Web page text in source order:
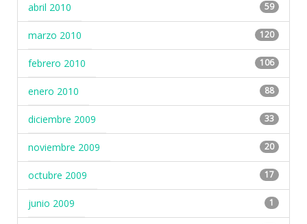
abril 2010 59
marzo 2010 120
febrero 2010 106
enero 2010 88
diciembre 2009 33
noviembre 2009 20
octubre 2009 17
junio 2009 1